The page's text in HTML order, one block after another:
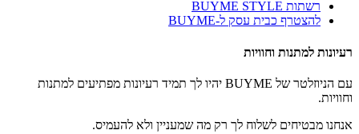
רשתות BUYME STYLE
להצטרף כבית עסק ל-BUYME
רעיונות למתנות וחוויות
עם הניוזלטר של BUYME יהיו לך תמיד רעיונות מפתיעים למתנות
וחוויות.
אנחנו מבטיחים לשלוח לך רק מה שמעניין ולא להעמיס.